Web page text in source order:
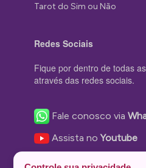
Tarot do Sim ou Não
Redes Sociais
Fique por dentro de todas
através das redes sociais.
Fale conosco via
Assista noYoutube